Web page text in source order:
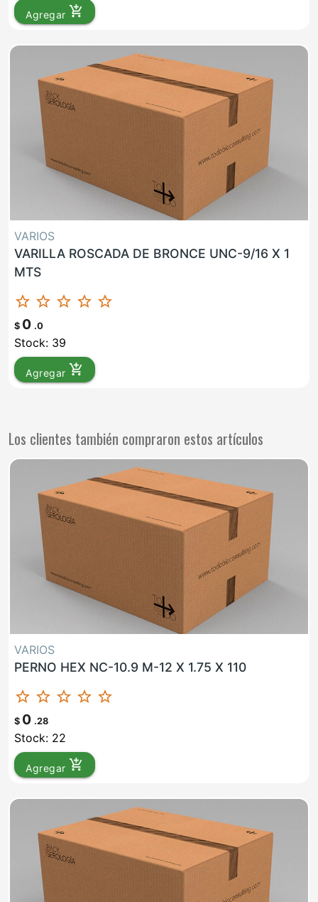
Agregar add_shopping_cart
VARIOS
VARILLA ROSCADA DE BRONCE UNC-9/16 X 1
MTS
star_border star_border star_border star_border star_border
$ 0 .0
Stock: 39
Agregar add_shopping_cart
Los clientes también compraron estos artículos
VARIOS
PERNO HEX NC-10.9 M-12 X 1.75 X 110
star_border star_border star_border star_border star_border
$ 0 .28
Stock: 22
Agregar add_shopping_cart